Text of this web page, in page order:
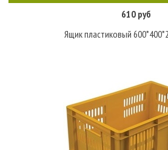
610 руб
Ящик пластиковый